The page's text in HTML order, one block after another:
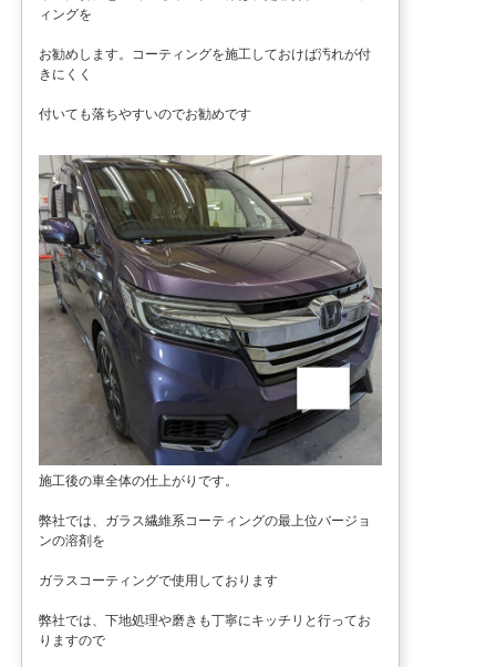
ィングを
お勧めします。コーティングを施工しておけば汚れが付
きにくく
付いても落ちやすいのでお勧めです
施工後の車全体の仕上がりです。
弊社では、ガラス繊維系コーティングの最上位バージョ
ンの溶剤を
ガラスコーティングで使用しております
弊社では、下地処理や磨きも丁寧にキッチリと行ってお
りますので